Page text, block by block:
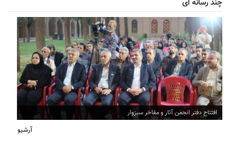
چند رسانه ای
افتتاح دفتر انجمن آثار و مفاخر سبزوار
آرشیو